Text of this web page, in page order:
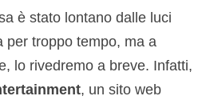
è stato lontano dalle luci
per troppo tempo, ma a
lo rivedremo a breve. Infatti,
, un sito web